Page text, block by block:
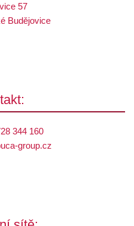
57
Budějovice
344 160
group.cz